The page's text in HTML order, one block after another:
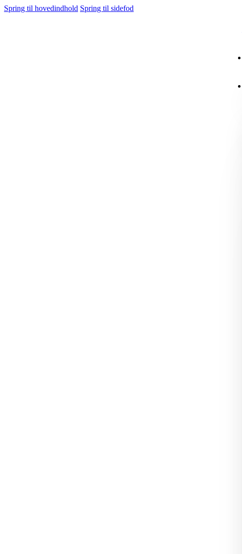
Spring til hovedindhold Spring til sidefod